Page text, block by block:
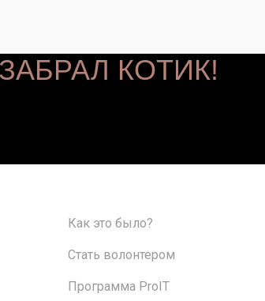
КОТИК!
Как это было?
Стать волонтером
Программа ProIT